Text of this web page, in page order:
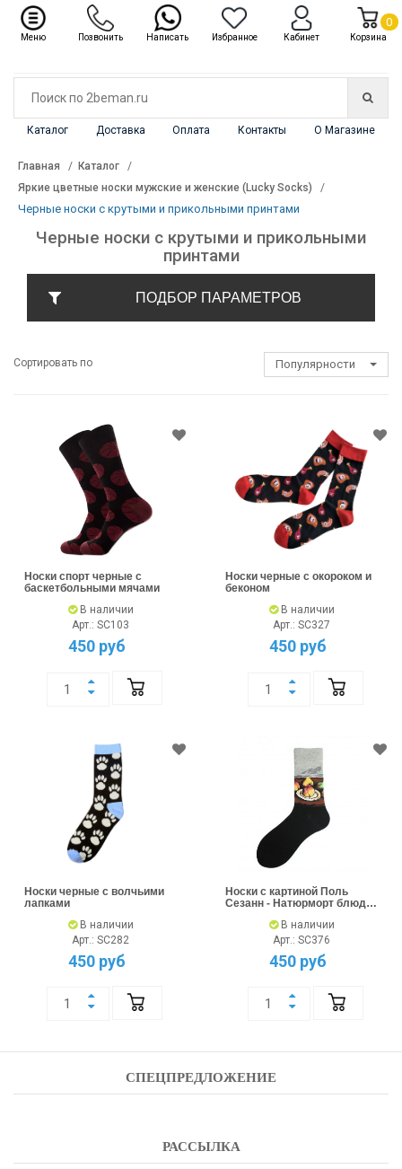
Каталог Доставка Оплата Контакты О Магазине
Каталог ✖
Главная
Каталог
Яркие цветные носки мужские и женские (Lucky Socks)
Черные носки с крутыми и прикольными принтами
Черные носки с крутыми и прикольными
принтами
ПОДБОР ПАРАМЕТРОВ
Сортировать по Популярности
Носки спорт черные с
баскетбольными мячами
В наличии
Арт.: SC103
450 руб
Носки черные с окороком и
беконом
В наличии
Арт.: SC327
450 руб
Носки черные с волчьими
лапками
В наличии
Арт.: SC282
450 руб
Носки с картиной Поль
Сезанн - Натюрморт блюда
В наличии
Арт.: SC376
450 руб
СПЕЦПРЕДЛОЖЕНИЕ
РАССЫЛКА
Меню Позвонить Написать Избранное Кабинет Корзина
0